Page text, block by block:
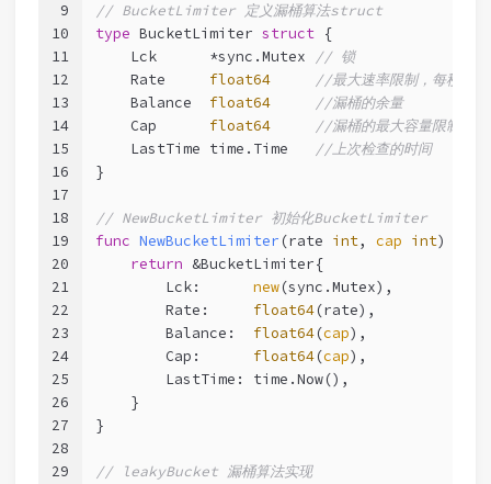
9
10
11
12
13
14
15
16
17
18
19
20
21
22
23
24
25
26
27
28
29
// BucketLimiter 定义漏桶算法struct
type BucketLimiter struct {
    Lck      *sync.Mutex
// 锁
    Rate
float64
//最大速率限制，每秒请求
    Balance
float64
//漏桶的余量
    Cap
float64
//漏桶的最大容量限制
    LastTime time.Time
//上次检查的时间
}
// NewBucketLimiter 初始化BucketLimiter
func NewBucketLimiter (rate int, cap int)
return &BucketLimiter{
        Lck:
new(sync.Mutex),
        Rate:
float64(rate),
        Balance:
float64(cap),
        Cap:
float64(cap),
        LastTime: time.Now(),
    }
}
// leakyBucket 漏桶算法实现